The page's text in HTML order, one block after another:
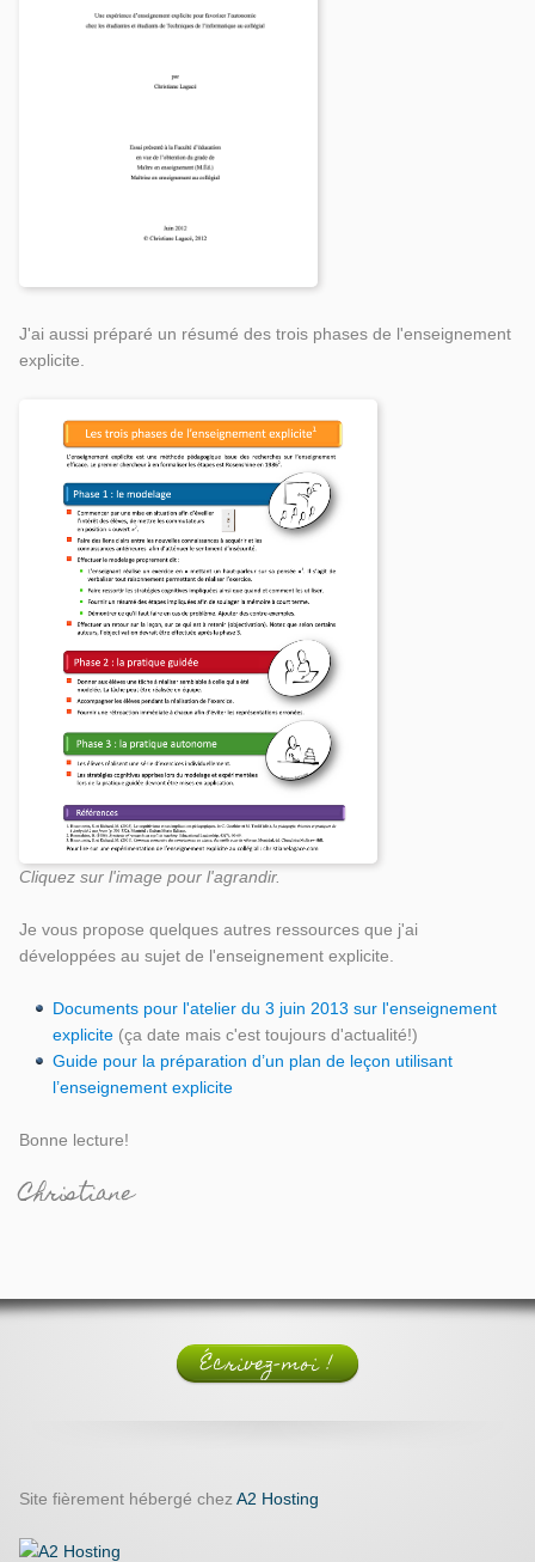
J'ai aussi préparé un résumé des trois phases de l'enseignement
explicite.
Cliquez sur l'image pour l'agrandir.
Je vous propose quelques autres ressources que j'ai
développées au sujet de l'enseignement explicite.
Documents pour l'atelier du 3 juin 2013 sur l'enseignement
explicite(ça date mais c'est toujours d'actualité!)
Guide pour la préparation d’un plan de leçon utilisant
l’enseignement explicite
Bonne lecture!
Christiane
Écrivez-moi !
Site fièrement hébergé chez A2 Hosting